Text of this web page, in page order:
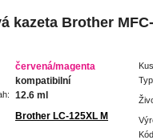
kazeta Brother
červená/magenta
kompatibilní
12.6 ml
Brother LC-125XL M